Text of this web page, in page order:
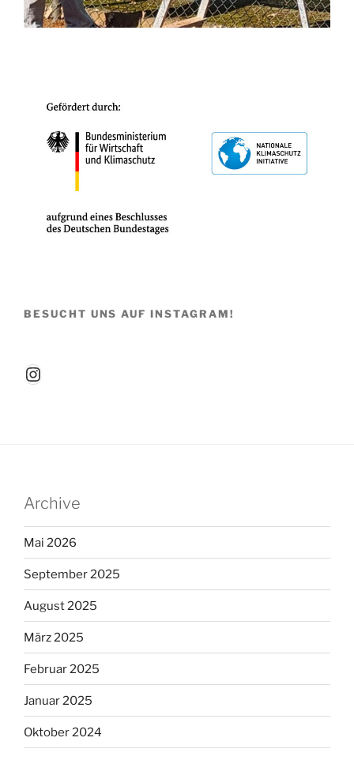
BESUCHT UNS AUF INSTAGRAM!
Instagram
Archive
Mai 2026
September 2025
August 2025
März 2025
Februar 2025
Januar 2025
Oktober 2024